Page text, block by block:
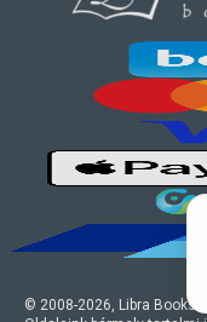
© 2008-2026, Libra Books